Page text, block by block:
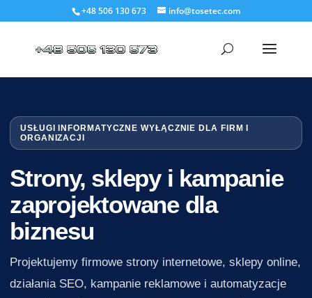
+48 506 130 673 info@tosetec.com
USŁUGI INFORMATYCZNE WYŁĄCZNIE DLA FIRM I
ORGANIZACJI
Strony, sklepy i kampanie
zaprojektowane dla
biznesu
Projektujemy firmowe strony internetowe, sklepy online,
działania SEO, kampanie reklamowe i automatyzacje